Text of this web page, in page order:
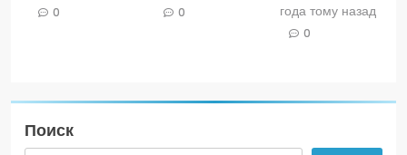
0 0
года тому назад
0
Поиск